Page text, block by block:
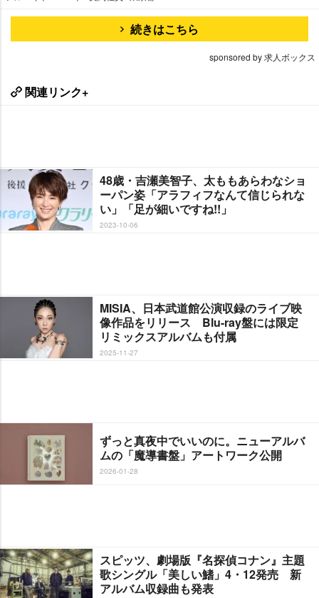
続きはこちら
sponsored by 求人ボックス
関連リンク+
48歳・吉瀬美智子、太ももあらわなショ
ーパン姿「アラフィフなんて信じられな
い」「足が細いですね!!」
2023-10-06
MISIA、日本武道館公演収録のライブ映
像作品をリリース Blu-ray盤には限定
リミックスアルバムも付属
2025-11-27
ずっと真夜中でいいのに。ニューアルバ
ムの「魔導書盤」アートワーク公開
2026-01-28
スピッツ、劇場版『名探偵コナン』主題
歌シングル「美しい鰭」4・12発売 新
アルバム収録曲も発表